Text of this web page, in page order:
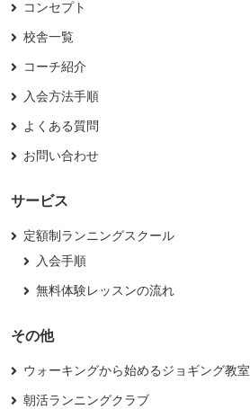
コンセプト
校舎一覧
コーチ紹介
入会方法手順
よくある質問
お問い合わせ
サービス
定額制ランニングスクール
入会手順
無料体験レッスンの流れ
その他
ウォーキングから始めるジョギング教室
朝活ランニングクラブ